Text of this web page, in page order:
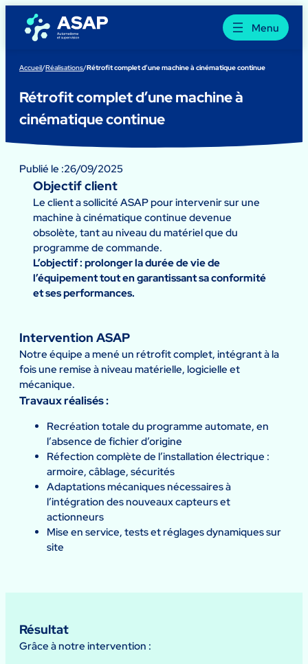
contenu
Menu
Accueil/Réalisations/Rétrofit complet d’une machine à cinématique continue
Rétrofit complet d’une machine à
cinématique continue
Publié le :26/09/2025
Objectif client
Le client a sollicité ASAP pour intervenir sur une
machine à cinématique continue devenue
obsolète, tant au niveau du matériel que du
programme de commande.
L’objectif : prolonger la durée de vie de
l’équipement tout en garantissant sa conformité
et ses performances.
Intervention ASAP
Notre équipe a mené un rétrofit complet, intégrant à la
fois une remise à niveau matérielle, logicielle et
mécanique.
Travaux réalisés :
Recréation totale du programme automate, en
l’absence de fichier d’origine
Réfection complète de l’installation électrique :
armoire, câblage, sécurités
Adaptations mécaniques nécessaires à
l’intégration des nouveaux capteurs et
actionneurs
Mise en service, tests et réglages dynamiques sur
site
Résultat
Grâce à notre intervention :